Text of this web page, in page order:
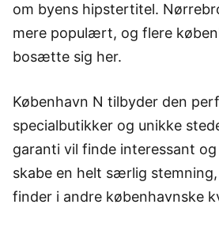
om byens hipstertitel.
mere populært, og flere
bosætte sig her.
København N tilbyder den
specialbutikker og unikke
garanti vil finde interessant
skabe en helt særlig
finder i andre københavnske